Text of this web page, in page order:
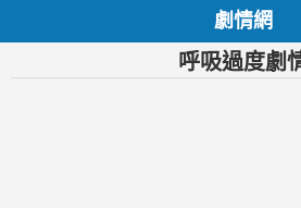
劇情網
呼吸過度劇